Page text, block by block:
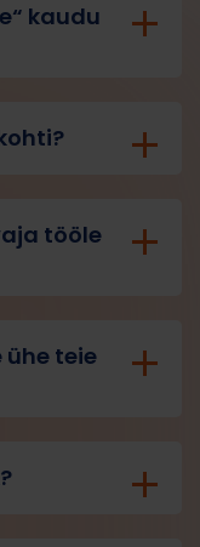
kaudu
tööle
ühe teie
assistent